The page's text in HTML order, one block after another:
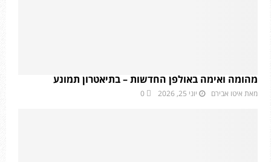
מהומה ואימה באולפן החדשות – בתיאטרון תמונע
מאת איטו אבירם יוני 25, 2026 0